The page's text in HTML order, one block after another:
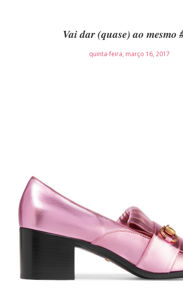
Vai dar (quase) ao mesmo
quinta-feira, março 16, 2017